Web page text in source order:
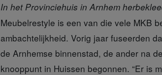
In het Provinciehuis in Arnhem
Meubelrestyle is een van die vele MKB
ambachtelijkheid. Vorig jaar fuseerden
de Arnhemse binnenstad, de ander na
knooppunt in Huissen begonnen. “Er is